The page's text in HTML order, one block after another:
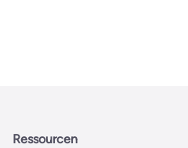
Ressourcen